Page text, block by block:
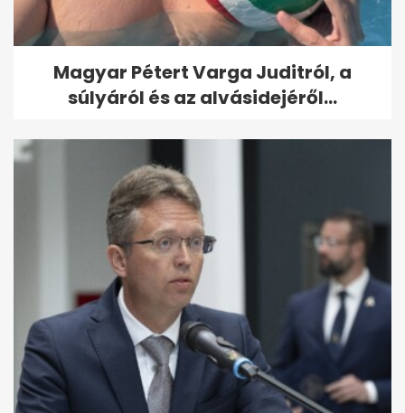
Magyar Pétert Varga Juditról, a
súlyáról és az alvásidejéről...